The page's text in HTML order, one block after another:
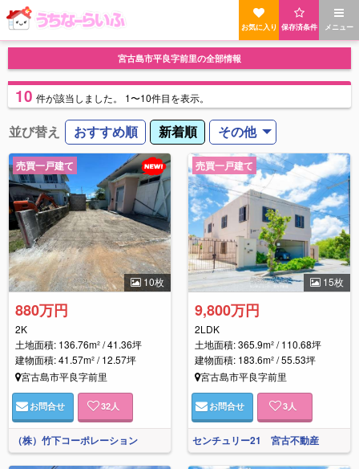
メニュー
保存済条件
お気に入り
宮古島市平良字前里の全部情報
10 件が該当しました。 1〜10件目を表示。
並び替え おすすめ順 新着順 その他
10枚
売買一戸建て
880万円
2K
土地面積: 136.76m² / 41.36坪
建物面積: 41.57m² / 12.57坪
宮古島市平良字前里
お問合せ 32人
（株）竹下コーポレーション
15枚
売買一戸建て
9,800万円
2LDK
土地面積: 365.9m² / 110.68坪
建物面積: 183.6m² / 55.53坪
宮古島市平良字前里
お問合せ 3人
センチュリー21 宮古不動産